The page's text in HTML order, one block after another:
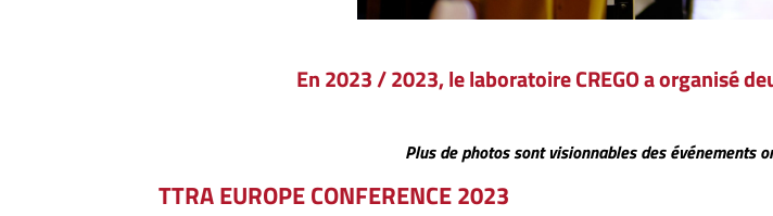
En 2023 / 2023, le laboratoire CREGO a organisé
Plus de photos sont visionnables des événements
TTRA EUROPE CONFERENCE 2023